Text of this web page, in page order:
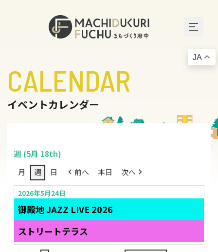
CALENDAR
イベントカレンダー
週 (5月 18th)
月 週 日 前へ 本日 次へ
2026年5月24日
御殿地 JAZZ LIVE 2026
ストリートテラス
JA